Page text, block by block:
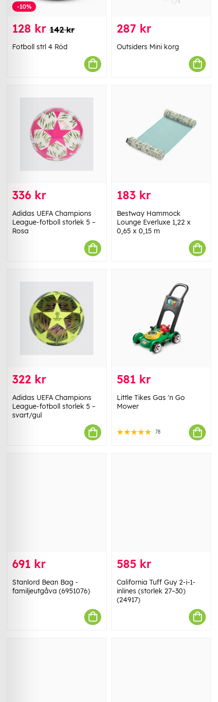
-10%
128 kr 142 kr
Fotboll strl 4 Röd
287 kr
Outsiders Mini korg
336 kr
Adidas UEFA Champions
League-fotboll storlek 5 –
Rosa
183 kr
Bestway Hammock
Lounge Everluxe 1,22 x
0,65 x 0,15 m
322 kr
Adidas UEFA Champions
League-fotboll storlek 5 –
svart/gul
581 kr
Little Tikes Gas 'n Go
Mower
78
691 kr
Stanlord Bean Bag -
familjeutgåva (6951076)
585 kr
California Tuff Guy 2-i-1-
inlines (storlek 27–30)
(24917)